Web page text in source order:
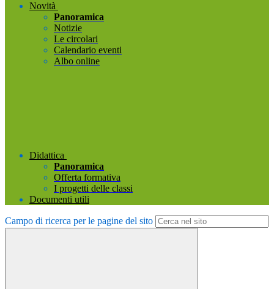
Novità
Panoramica
Notizie
Le circolari
Calendario eventi
Albo online
Didattica
Panoramica
Offerta formativa
I progetti delle classi
Documenti utili
Campo di ricerca per le pagine del sito